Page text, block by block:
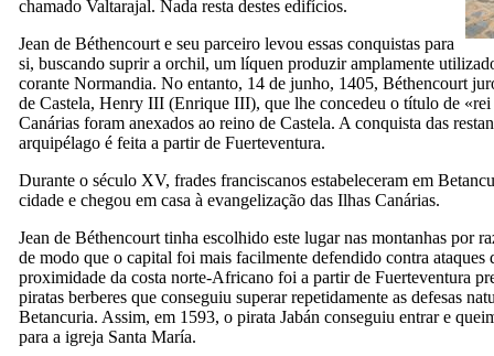
chamado Valtarajal. Nada resta destes edifícios.
Jean de Béthencourt e seu parceiro levou essas conquistas para
si, buscando suprir a orchil, um líquen produzir amplamente
corante Normandia. No entanto, 14 de junho, 1405, Béthencourt
de Castela, Henry III (Enrique III), que lhe concedeu o título de «rei
Canárias foram anexados ao reino de Castela. A conquista das
arquipélago é feita a partir de Fuerteventura.
Durante o século XV, frades franciscanos estabeleceram em
cidade e chegou em casa à evangelização das Ilhas Canárias.
Jean de Béthencourt tinha escolhido este lugar nas montanhas por
de modo que o capital foi mais facilmente defendido contra ataques
proximidade da costa norte-Africano foi a partir de Fuerteventura
piratas berberes que conseguiu superar repetidamente as defesas
Betancuria. Assim, em 1593, o pirata Jabán conseguiu entrar e
para a igreja Santa María.